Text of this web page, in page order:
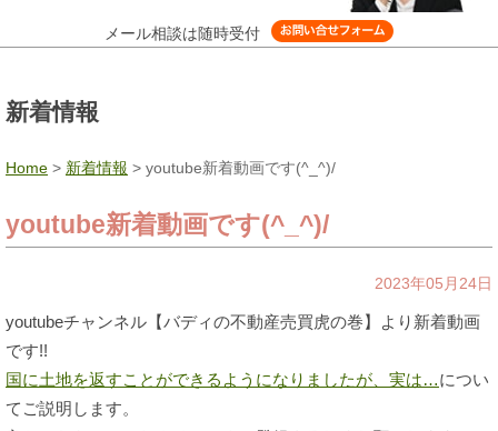
メール相談は随時受付
新着情報
Home > 新着情報 > youtube新着動画です(^_^)/
youtube新着動画です(^_^)/
2023年05月24日
youtubeチャンネル【バディの不動産売買虎の巻】より新着動画
です!!
国に土地を返すことができるようになりましたが、実は…につい
てご説明します。